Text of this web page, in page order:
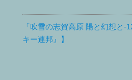
「吹雪の志賀高原 陽と幻想と
キー連邦』】